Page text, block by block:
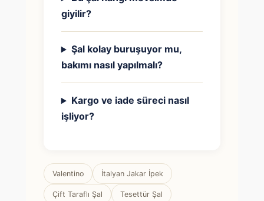
giyilir?
Şal kolay buruşuyor mu,
bakımı nasıl yapılmalı?
Kargo ve iade süreci nasıl
işliyor?
Valentino İtalyan Jakar İpek
Çift Taraflı Şal Tesettür Şal